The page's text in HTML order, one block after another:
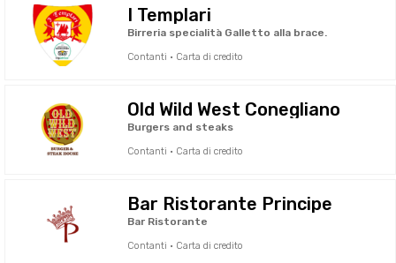
I Templari
Birreria specialità Galletto alla brace.
Contanti · Carta di credito
Old Wild West Conegliano
Burgers and steaks
Contanti · Carta di credito
Bar Ristorante Principe
Bar Ristorante
Contanti · Carta di credito